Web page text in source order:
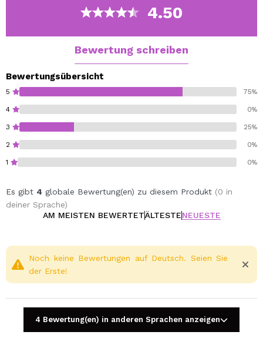
4.50
Bewertung schreiben
Bewertungsübersicht
5 75%
4 0%
3 25%
2 0%
1 0%
Es gibt 4 globale Bewertung(en) zu diesem Produkt (0 in
deiner Sprache)
AM MEISTEN BEWERTETÄLTESTENEUESTE
Noch keine Bewertungen auf Deutsch. Seien Sie
der Erste!
4 Bewertung(en) in anderen Sprachen anzeigen